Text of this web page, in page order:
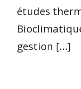
études
gestion […]